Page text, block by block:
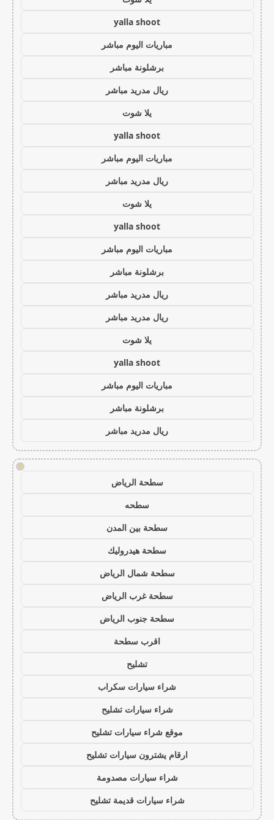
yalla shoot
مباريات اليوم مباشر
برشلونة مباشر
ريال مدريد مباشر
يلا شوت
yalla shoot
مباريات اليوم مباشر
ريال مدريد مباشر
يلا شوت
yalla shoot
مباريات اليوم مباشر
برشلونة مباشر
ريال مدريد مباشر
ريال مدريد مباشر
يلا شوت
yalla shoot
مباريات اليوم مباشر
برشلونة مباشر
ريال مدريد مباشر
!
سطحة الرياض
سطحه
سطحة بين المدن
سطحة هيدروليك
سطحة شمال الرياض
سطحة غرب الرياض
سطحة جنوب الرياض
اقرب سطحة
تشليح
شراء سيارات سكراب
شراء سيارات تشليح
موقع شراء سيارات تشليح
ارقام يشترون سيارات تشليح
شراء سيارات مصدومة
شراء سيارات قديمة تشليح